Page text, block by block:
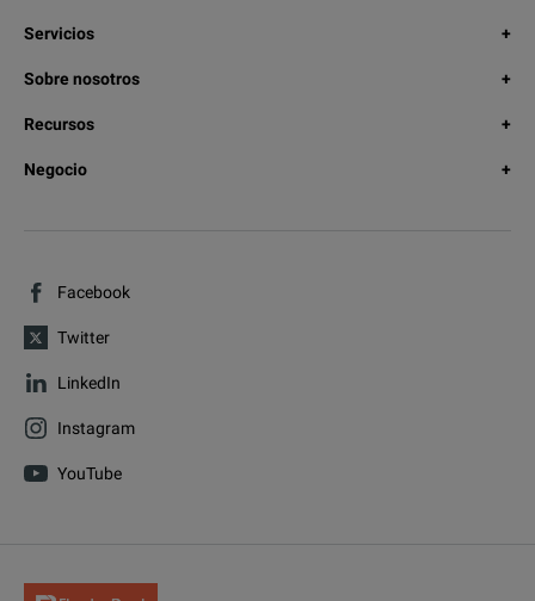
Servicios
Sobre nosotros
Recursos
Negocio
Facebook
Twitter
LinkedIn
Instagram
YouTube